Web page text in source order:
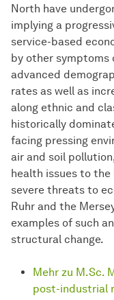
North have
implying a
service-based
by other symptoms
advanced
rates as well as
along ethnic and
historically
facing pressing
air and soil
health issues to
severe threats to
Ruhr and the
examples of such
structural change.
Mehr zu M.Sc.
post-industrial